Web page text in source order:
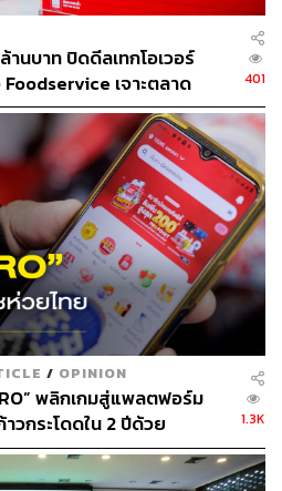
ยิ่งใหญ่แทนคำขอบคุณให้กับ
ถล่มเมือง ที่นำสินค้ายอดนิยมมา
ลดแรงพิเศษวันเดียวเท่านั้น เช่น
อ 1 แถม 1 และสินค้าจำเป็นอื่นๆ
นบาท ปิดดีลเทกโอเวอร์
เจาะตลาด
าง
401
/ OPINION
พลิกเกมสู่แพลตฟอร์ม
วกระโดดใน 2 ปีด้วย
1.3K